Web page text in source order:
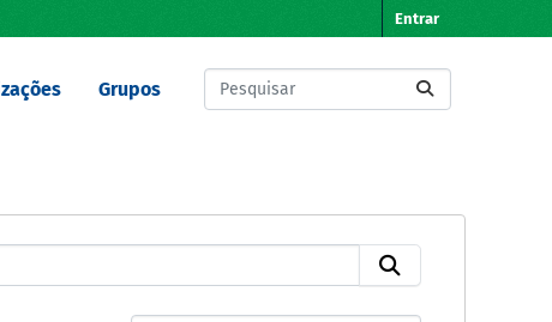
Entrar
Grupos